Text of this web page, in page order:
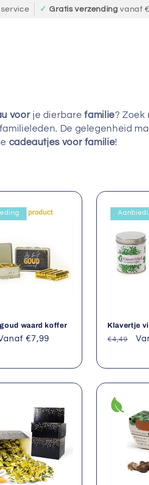
service ✓ Gratis verzending vanaf
voor je dierbarefamilie? Zoek
De gelegenheid
cadeautjes voor familie!
waard koffer
€7,99
Klavertje
Normale
€4,49